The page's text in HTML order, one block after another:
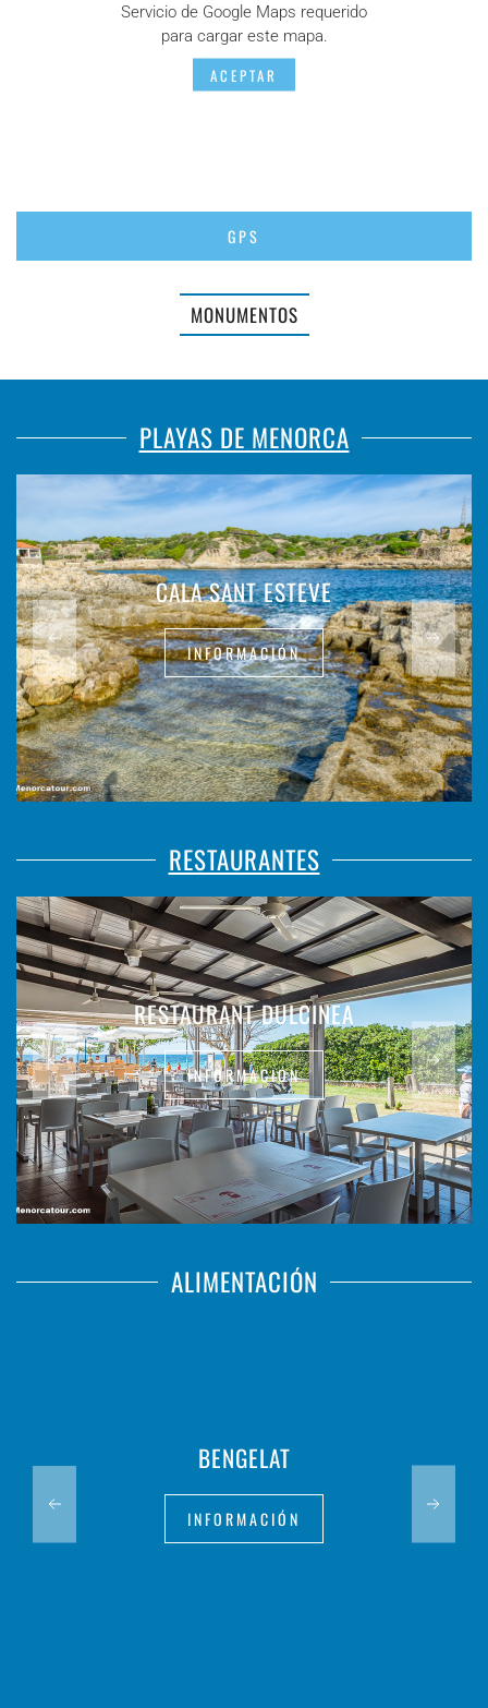
Servicio de Google Maps requerido
para cargar este mapa.
ACEPTAR
GPS
MONUMENTOS
PLAYAS DE MENORCA
CALA SANT ESTEVE
INFORMACIÓN
RESTAURANTES
RESTAURANT DULCINEA
INFORMACIÓN
ALIMENTACIÓN
BENGELAT
INFORMACIÓN